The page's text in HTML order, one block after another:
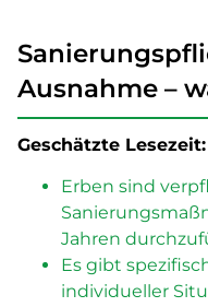
Ausnahme –
Geschätzte
Erben sind
Jahren
Es gibt
individueller